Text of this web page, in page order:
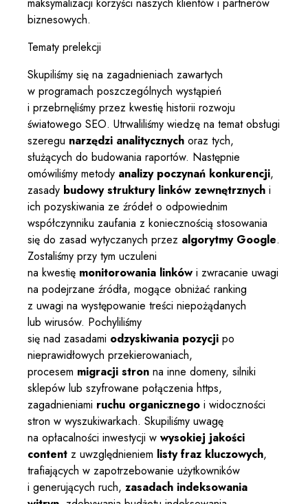
biznesowych.
Tematy prelekcji
Skupiliśmy się na zagadnieniach zawartych
w programach poszczególnych wystąpień
i przebrnęliśmy przez kwestię historii rozwoju
światowego SEO. Utrwaliliśmy wiedzę na temat obsługi
szeregu narzędzi analitycznych oraz tych,
służących do budowania raportów. Następnie
omówiliśmy metody analizy poczynań konkurencji,
zasady budowy struktury linków zewnętrznych i
ich pozyskiwania ze źródeł o odpowiednim
współczynniku zaufania z koniecznością stosowania
się do zasad wytyczanych przez algorytmy Google.
Zostaliśmy przy tym uczuleni
na kwestię monitorowania linków i zwracanie uwagi
na podejrzane źródła, mogące obniżać ranking
z uwagi na występowanie treści niepożądanych
lub wirusów. Pochyliliśmy
się nad zasadami odzyskiwania pozycji po
nieprawidłowych przekierowaniach,
procesem migracji stron na inne domeny, silniki
sklepów lub szyfrowane połączenia https,
zagadnieniami ruchu organicznego i widoczności
stron w wyszukiwarkach. Skupiliśmy uwagę
na opłacalności inwestycji w wysokiej jakości
content z uwzględnieniem listy fraz kluczowych,
trafiających w zapotrzebowanie użytkowników
i generujących ruch, zasadach indeksowania